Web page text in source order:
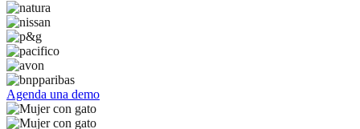
Agenda una demo